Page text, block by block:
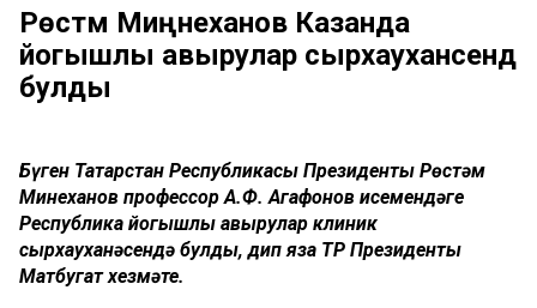
Рөстәм Миңнеханов Казанда
йогышлы авырулар сырхауханәсендә
булды
Бүген Татарстан Республикасы Президенты Рөстәм
Миңнеханов профессор А.Ф. Агафонов исемендәге
Республика йогышлы авырулар клиник
сырхауханәсендә булды, дип яза ТР Президенты
Матбугат хезмәте.